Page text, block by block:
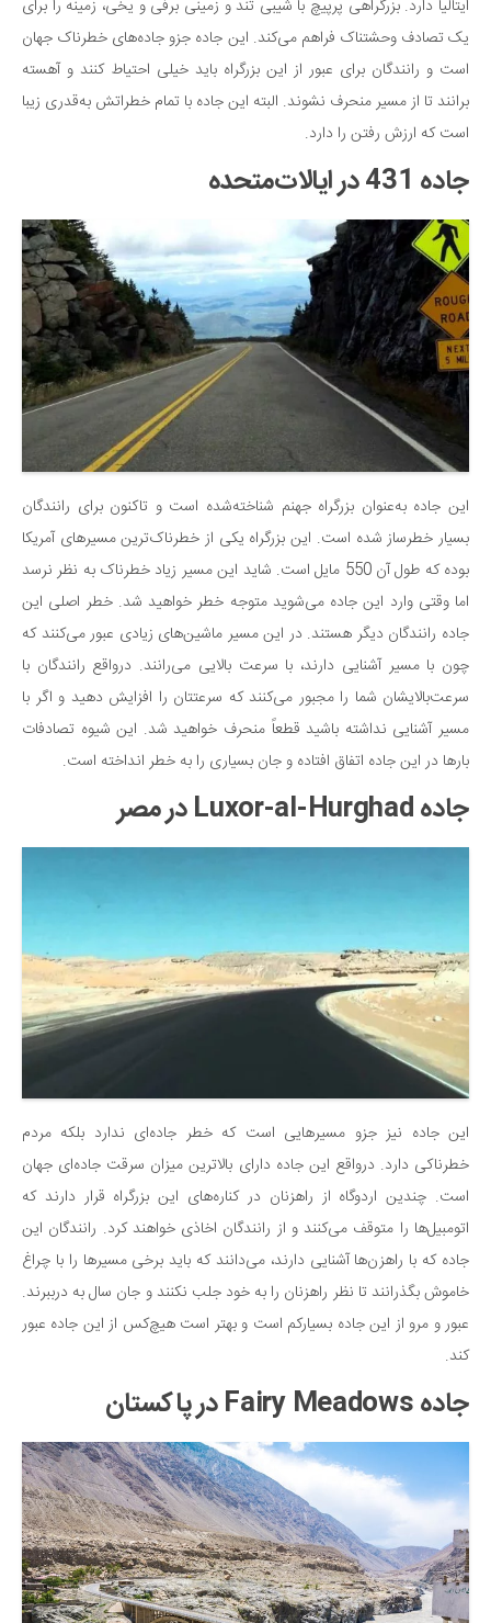
ایتالیا دارد. بزرگراهی پرپیچ با شیبی تند و زمینی برفی و یخی، زمینه را برای
یک تصادف وحشتناک فراهم می‌کند. این جاده جزو جاده‌های خطرناک جهان
است و رانندگان برای عبور از این بزرگراه باید خیلی احتیاط کنند و آهسته
برانند تا از مسیر منحرف نشوند. البته این جاده با تمام خطراتش به‌قدری زیبا
است که ارزش رفتن را دارد.
جاده 431 در ایالات‌متحده
این جاده به‌عنوان بزرگراه جهنم شناخته‌شده است و تاکنون برای رانندگان
بسیار خطرساز شده است. این بزرگراه یکی از خطرناک‌ترین مسیرهای آمریکا
بوده که طول آن 550 مایل است. شاید این مسیر زیاد خطرناک به نظر نرسد
اما وقتی وارد این جاده می‌شوید متوجه خطر خواهید شد. خطر اصلی این
جاده رانندگان دیگر هستند. در این مسیر ماشین‌های زیادی عبور می‌کنند که
چون با مسیر آشنایی دارند، با سرعت بالایی می‌رانند. درواقع رانندگان با
سرعت‌بالایشان شما را مجبور می‌کنند که سرعتتان را افزایش دهید و اگر با
مسیر آشنایی نداشته باشید قطعاً منحرف خواهید شد. این شیوه تصادفات
بارها در این جاده اتفاق افتاده و جان بسیاری را به خطر انداخته است.
جاده Luxor-al-Hurghad در مصر
این جاده نیز جزو مسیرهایی است که خطر جاده‌ای ندارد بلکه مردم
خطرناکی دارد. درواقع این جاده دارای بالاترین میزان سرقت جاده‌ای جهان
است. چندین اردوگاه از راهزنان در کناره‌های این بزرگراه قرار دارند که
اتومبیل‌ها را متوقف می‌کنند و از رانندگان اخاذی خواهند کرد. رانندگان این
جاده که با راهزن‌ها آشنایی دارند، می‌دانند که باید برخی مسیرها را با چراغ
خاموش بگذرانند تا نظر راهزنان را به خود جلب نکنند و جان سال به درببرند.
عبور و مرو از این جاده بسیارکم است و بهتر است هیچ‌کس از این جاده عبور
کند.
جاده Fairy Meadows در پاکستان